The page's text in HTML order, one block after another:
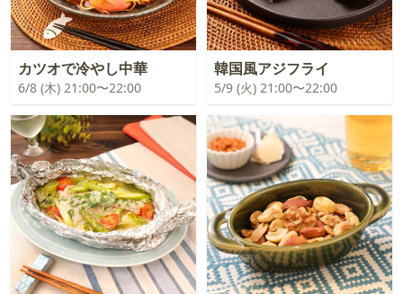
カツオで冷やし中華
6/8 (木) 21:00〜22:00
韓国風アジフライ
5/9 (火) 21:00〜22:00